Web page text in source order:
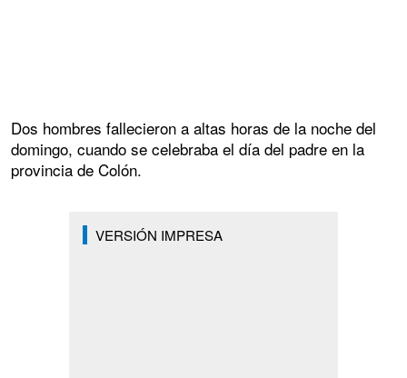
Dos hombres fallecieron a altas horas de la noche del
domingo, cuando se celebraba el día del padre en la
provincia de Colón.
VERSIÓN IMPRESA